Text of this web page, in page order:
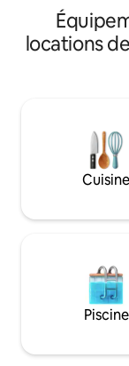
douche et d'un
queen size
draps. Un
pour les
locations
Cuisine
Piscine